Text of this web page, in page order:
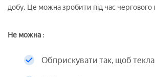
добу. Це можна зробити під час чергового
Не можна :
Обприскувати так, щоб